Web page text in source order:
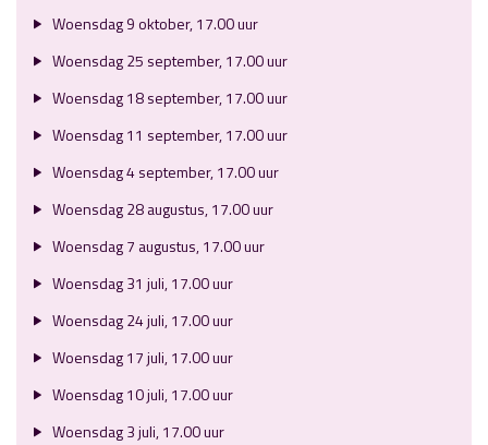
Woensdag 9 oktober, 17.00 uur
Woensdag 25 september, 17.00 uur
Woensdag 18 september, 17.00 uur
Woensdag 11 september, 17.00 uur
Woensdag 4 september, 17.00 uur
Woensdag 28 augustus, 17.00 uur
Woensdag 7 augustus, 17.00 uur
Woensdag 31 juli, 17.00 uur
Woensdag 24 juli, 17.00 uur
Woensdag 17 juli, 17.00 uur
Woensdag 10 juli, 17.00 uur
Woensdag 3 juli, 17.00 uur